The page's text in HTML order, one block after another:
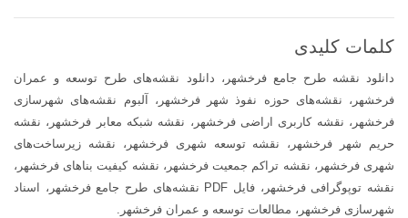
کلمات کلیدی
دانلود نقشه طرح جامع فرخشهر، دانلود نقشه‌های طرح توسعه و عمران
فرخشهر، نقشه‌های حوزه نفوذ شهر فرخشهر، آلبوم نقشه‌های شهرسازی
فرخشهر، نقشه کاربری اراضی فرخشهر، نقشه شبکه معابر فرخشهر، نقشه
حریم شهر فرخشهر، نقشه توسعه شهری فرخشهر، نقشه زیرساخت‌های
شهری فرخشهر، نقشه تراکم جمعیت فرخشهر، نقشه کیفیت بناهای فرخشهر،
نقشه توپوگرافی فرخشهر، فایل PDF نقشه‌های طرح جامع فرخشهر، اسناد
شهرسازی فرخشهر، مطالعات توسعه و عمران فرخشهر.